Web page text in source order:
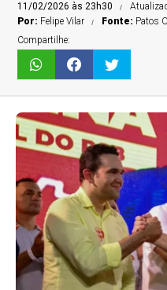
11/02/2026 às 23h30
Por: Felipe Vilar Fonte: Patos
Compartilhe: